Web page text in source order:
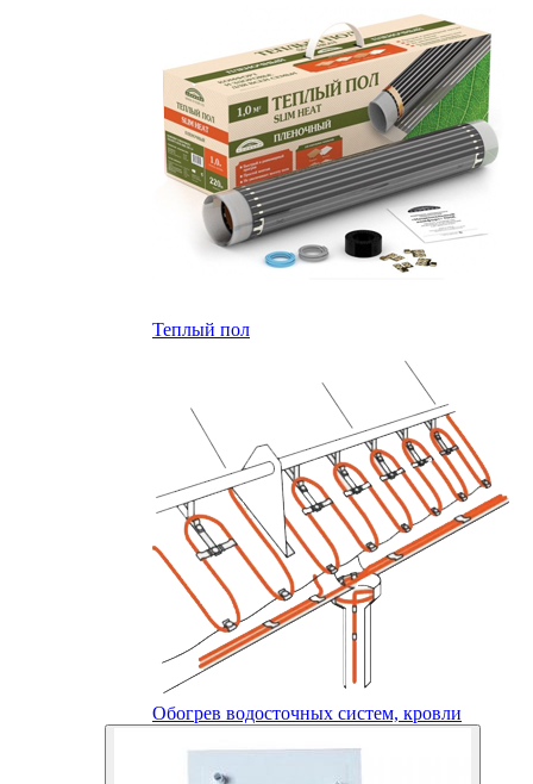
Теплый пол
Обогрев водосточных систем, кровли